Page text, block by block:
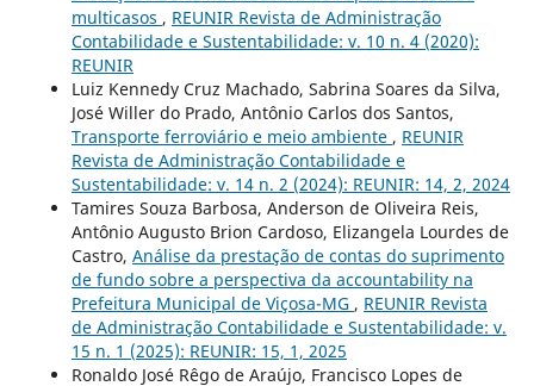
multicasos , REUNIR Revista de Administração
Contabilidade e Sustentabilidade: v. 10 n. 4 (2020):
REUNIR
Luiz Kennedy Cruz Machado, Sabrina Soares da Silva,
José Willer do Prado, Antônio Carlos dos Santos,
Transporte ferroviário e meio ambiente , REUNIR
Revista de Administração Contabilidade e
Sustentabilidade: v. 14 n. 2 (2024): REUNIR: 14, 2, 2024
Tamires Souza Barbosa, Anderson de Oliveira Reis,
Antônio Augusto Brion Cardoso, Elizangela Lourdes de
Castro, Análise da prestação de contas do suprimento
de fundo sobre a perspectiva da accountability na
Prefeitura Municipal de Viçosa-MG , REUNIR Revista
de Administração Contabilidade e Sustentabilidade: v.
15 n. 1 (2025): REUNIR: 15, 1, 2025
Ronaldo José Rêgo de Araújo, Francisco Lopes de